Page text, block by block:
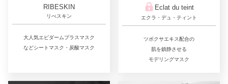
RIBESKIN
リべスキン
大人気エピダームプラスマスク
などシートマスク・炭酸マスク
Eclat du teint
エクラ・デュ・ティント
ツボクサエキス配合の
肌を鎮静させる
モデリングマスク